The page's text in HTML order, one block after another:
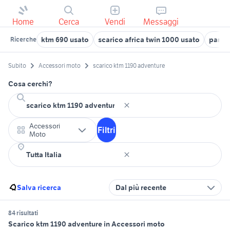
Home Cerca Vendi Messaggi
Ricerche ktm 690 usato scarico africa twin 1000 usato
Subito Accessori moto scarico ktm 1190 adventure
Cosa cerchi?
Accessori
Moto
Filtri
Salva ricerca Dal più recente
84 risultati
Scarico ktm 1190 adventure in Accessori moto